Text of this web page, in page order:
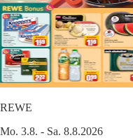
REWE
Mo. 3.8. - Sa. 8.8.2026